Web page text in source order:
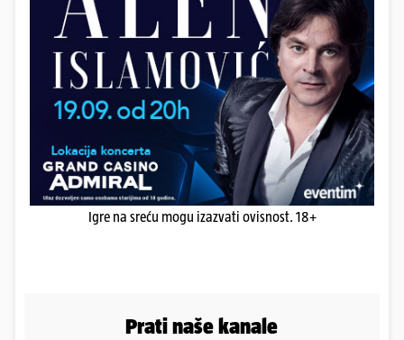
Igre na sreću mogu izazvati ovisnost. 18+
Prati naše kanale